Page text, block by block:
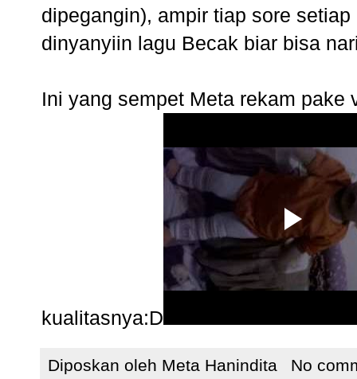
dipegangin), ampir tiap sore
dinyanyiin lagu Becak biar bisa
Ini yang sempet Meta rekam
kualitasnya:D
Diposkan oleh Meta Hanindita
No